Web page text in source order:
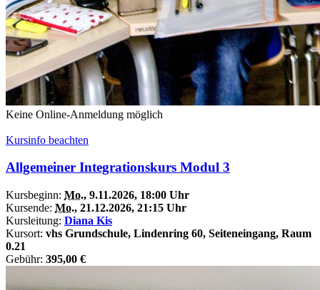
Keine Online-Anmeldung möglich
Kursinfo beachten
Allgemeiner Integrationskurs Modul 3
Kursbeginn: Mo., 9.11.2026, 18:00 Uhr
Kursende: Mo., 21.12.2026, 21:15 Uhr
Kursleitung: Diana Kis
Kursort: vhs Grundschule, Lindenring 60, Seiteneingang, Raum
0.21
Gebühr: 395,00 €